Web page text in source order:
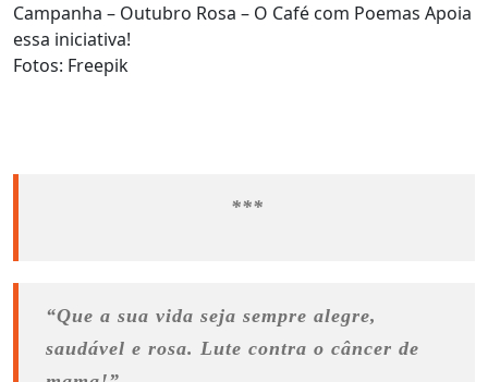
Campanha – Outubro Rosa – O Café com Poemas Apoia
essa iniciativa!
Fotos: Freepik
***
“Que a sua vida seja sempre alegre,
saudável e rosa. Lute contra o câncer de